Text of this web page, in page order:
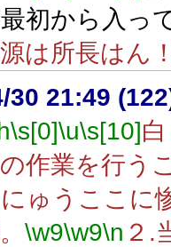
初から入っ
は所長はん
30 21:49
\s[0]\u\s[10]
作業を行う
ゅうここに
\w9\w9\n ２.